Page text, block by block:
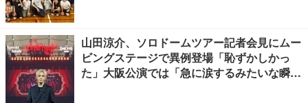
山田涼介、ソロドームツアー記者会見にムー
ビングステージで異例登場「恥ずかしかっ
た」大阪公演では「急に涙するみたいな瞬間